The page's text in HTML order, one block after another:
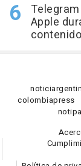
Apple
notici
colombiapress
noti